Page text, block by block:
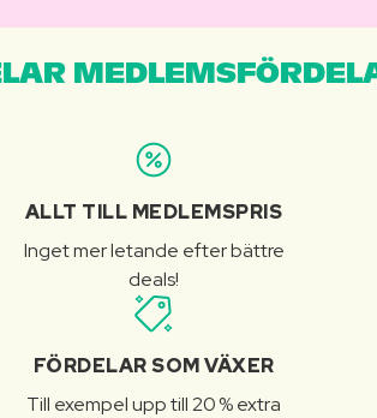
ALLT TILL MEDLEMSPRIS
Inget mer letande efter bättre
deals!
FÖRDELAR SOM VÄXER
Till exempel upp till 20 % extra